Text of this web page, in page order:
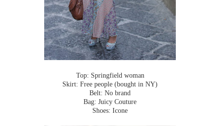
Top: Springfield woman
Skirt: Free people (bought in NY)
Belt: No brand
Bag: Juicy Couture
Shoes: Icone